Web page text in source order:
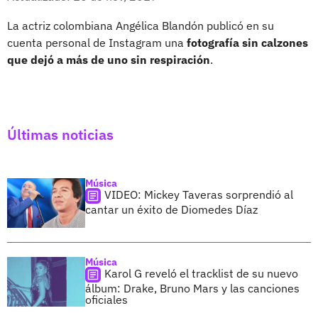
La actriz colombiana Angélica Blandón publicó en su
cuenta personal de Instagram una fotografía sin calzones
que dejó a más de uno sin respiración.
Últimas noticias
Música
VIDEO: Mickey Taveras sorprendió al
cantar un éxito de Diomedes Díaz
Música
Karol G reveló el tracklist de su nuevo
álbum: Drake, Bruno Mars y las canciones
oficiales